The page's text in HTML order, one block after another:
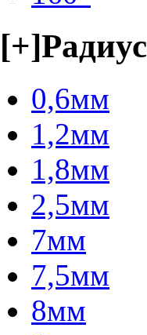
[+]Радиус
0,6мм
1,2мм
1,8мм
2,5мм
7мм
7,5мм
8мм